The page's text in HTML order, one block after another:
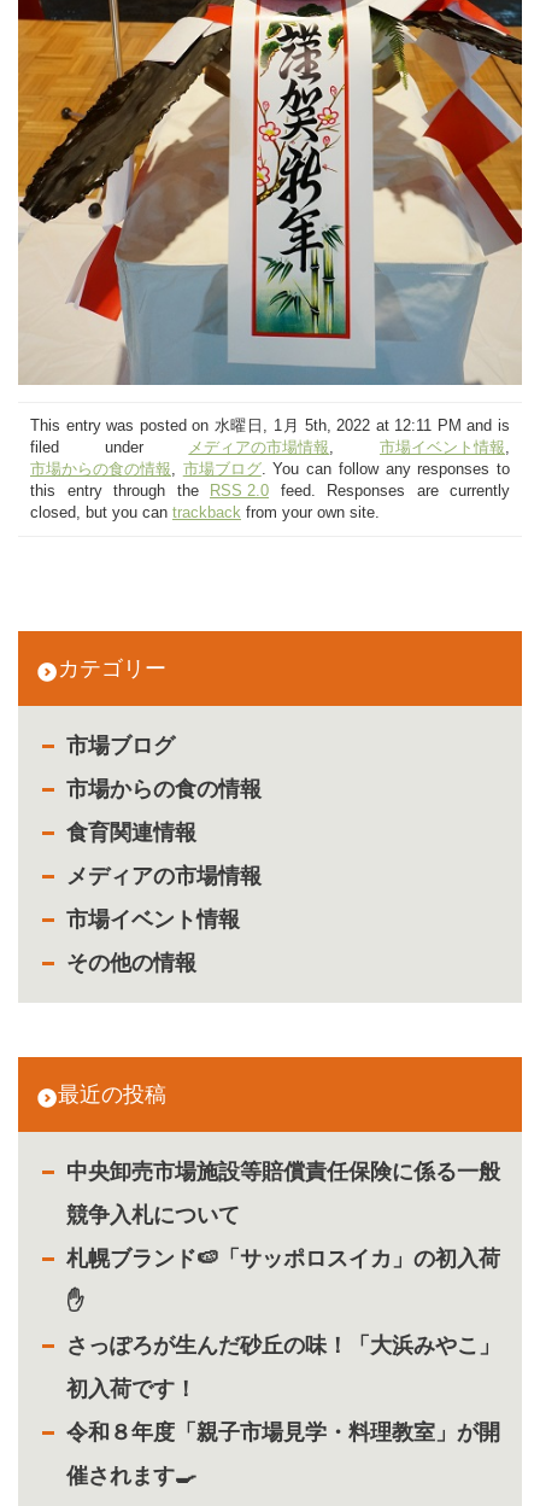
カテゴリー
市場ブログ
市場からの食の情報
食育関連情報
メディアの市場情報
市場イベント情報
その他の情報
最近の投稿
中央卸売市場施設等賠償責任保険に係る一般
競争入札について
札幌ブランド🍉「サッポロスイカ」の初入荷
✋
さっぽろが生んだ砂丘の味！「大浜みやこ」
初入荷です！
令和８年度「親子市場見学・料理教室」が開
催されます🍳
This entry was posted on 水曜日, 1月 5th, 2022 at 12:11 PM and is
filed under
メディアの市場情報,市場イベント情報,
市場からの食の情報, 市場ブログ. You can follow any responses to
this entry through the
RSS 2.0 feed. Responses are currently
closed, but you can trackback from your own site.